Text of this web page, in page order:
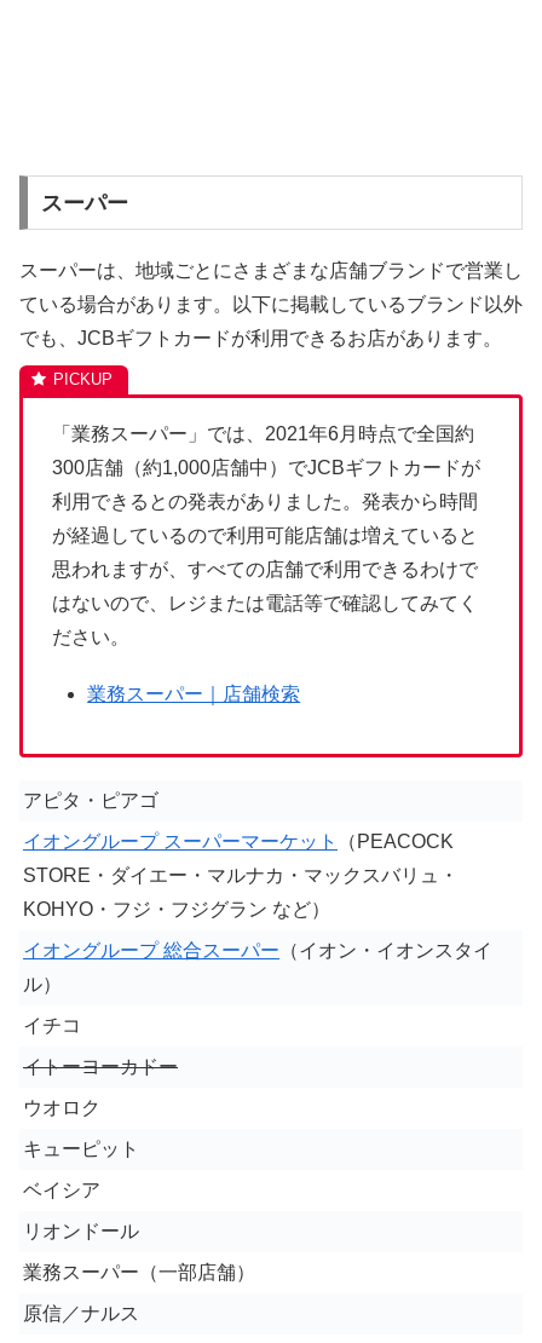
スーパー
スーパーは、地域ごとにさまざまな店舗ブランドで営業し
ている場合があります。以下に掲載しているブランド以外
でも、JCBギフトカードが利用できるお店があります。
「業務スーパー」では、2021年6月時点で全国約
300店舗（約1,000店舗中）でJCBギフトカードが
利用できるとの発表がありました。発表から時間
が経過しているので利用可能店舗は増えていると
思われますが、すべての店舗で利用できるわけで
はないので、レジまたは電話等で確認してみてく
ださい。
業務スーパー｜店舗検索
アピタ・ピアゴ
イオングループ スーパーマーケット
（PEACOCK
STORE・ダイエー・マルナカ・マックスバリュ・
KOHYO・フジ・フジグラン など）
イオングループ 総合スーパー （イオン・イオンスタイ
ル）
イチコ
イトーヨーカドー
ウオロク
キューピット
ベイシア
リオンドール
業務スーパー（一部店舗）
原信／ナルス